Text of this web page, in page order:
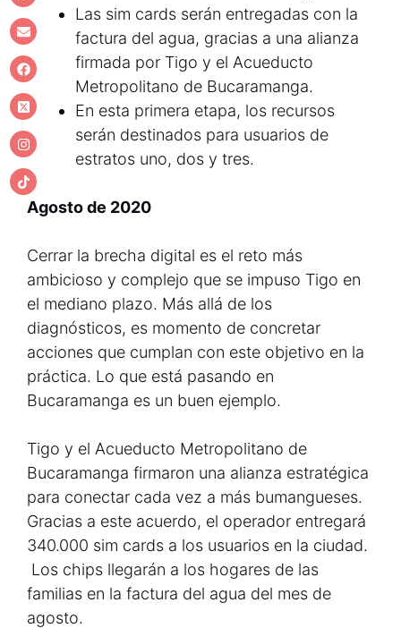
Las sim cards serán entregadas con la
factura del agua, gracias a una alianza
firmada por Tigo y el Acueducto
Metropolitano de Bucaramanga.
En esta primera etapa, los recursos
serán destinados para usuarios de
estratos uno, dos y tres.
Agosto de 2020
Cerrar la brecha digital es el reto más
ambicioso y complejo que se impuso Tigo en
el mediano plazo. Más allá de los
diagnósticos, es momento de concretar
acciones que cumplan con este objetivo en la
práctica. Lo que está pasando en
Bucaramanga es un buen ejemplo.
Tigo y el Acueducto Metropolitano de
Bucaramanga firmaron una alianza estratégica
para conectar cada vez a más bumangueses.
Gracias a este acuerdo, el operador entregará
340.000 sim cards a los usuarios en la ciudad.
Los chips llegarán a los hogares de las
familias en la factura del agua del mes de
agosto.